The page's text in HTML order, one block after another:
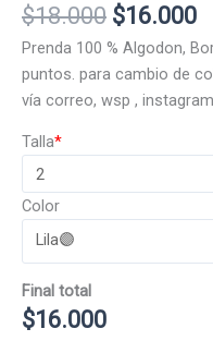
$18.000 El
precio
original
era:
$16.000El
es:
Prenda 100 % Algodon,
puntos. para cambio de
vía correo, wsp ,
*
Talla
Color
Final total
$16.000